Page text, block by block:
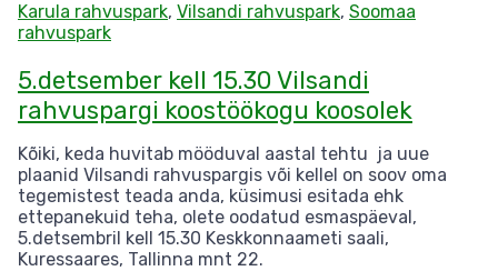
Karula rahvuspark, Vilsandi rahvuspark, Soomaa
rahvuspark
5.detsember kell 15.30 Vilsandi
rahvuspargi koostöökogu koosolek
Kõiki, keda huvitab mööduval aastal tehtu ja uue
plaanid Vilsandi rahvuspargis või kellel on soov oma
tegemistest teada anda, küsimusi esitada ehk
ettepanekuid teha, olete oodatud esmaspäeval,
5.detsembril kell 15.30 Keskkonnaameti saali,
Kuressaares, Tallinna mnt 22.